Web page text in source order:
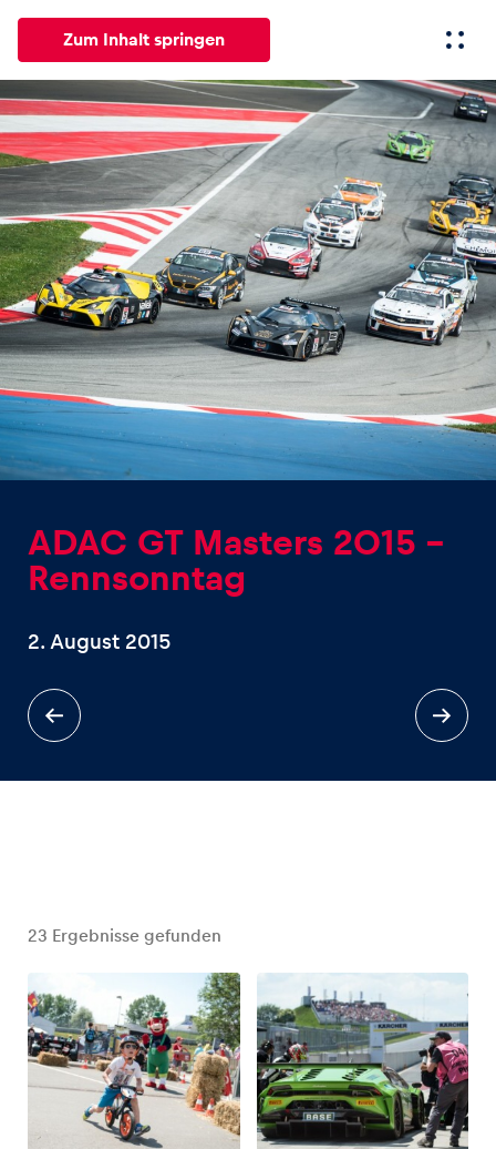
Zum Inhalt springen
Alle News Events Erlebnisse Seiten
News
Alle anzeigen
Events
Alle anzeigen
Alle anzeigen
Fahrzeug
Alle anzeigen
ADAC GT Masters 2015 -
Rennsonntag
2. August 2015
23 Ergebnisse gefunden